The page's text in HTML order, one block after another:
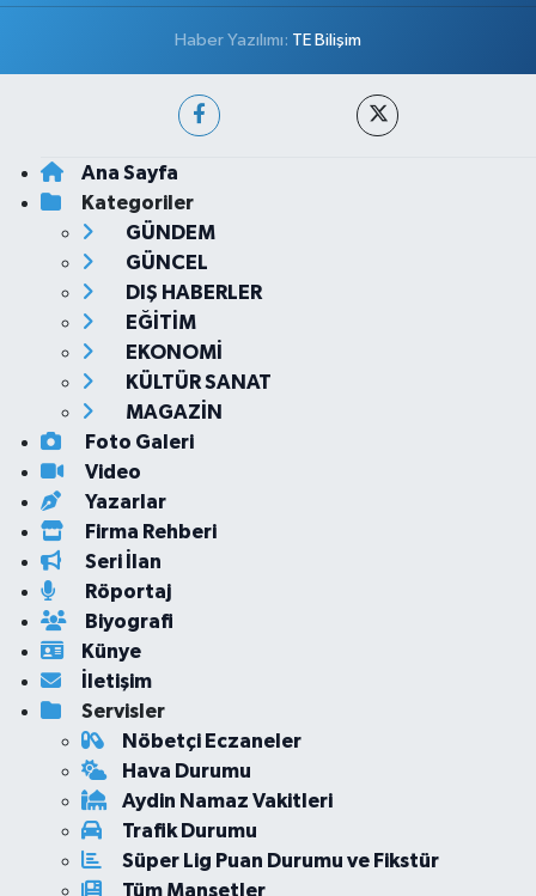
Haber Yazılımı: TE Bilişim
Ana Sayfa
Kategoriler
GÜNDEM
GÜNCEL
DIŞ HABERLER
EĞİTİM
EKONOMİ
KÜLTÜR SANAT
MAGAZİN
Foto Galeri
Video
Yazarlar
Firma Rehberi
Seri İlan
Röportaj
Biyografi
Künye
İletişim
Servisler
Nöbetçi Eczaneler
Hava Durumu
Aydin Namaz Vakitleri
Trafik Durumu
Süper Lig Puan Durumu ve Fikstür
Tüm Manşetler